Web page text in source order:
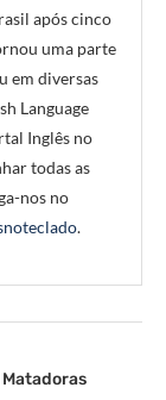
após cinco
uma parte
em diversas
Language
Inglês no
todas as
nos no
.